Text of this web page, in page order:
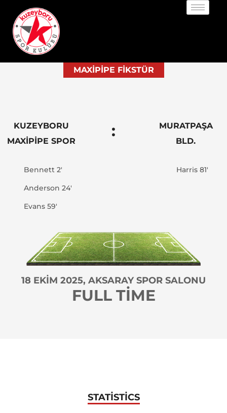
MAXIPIPE FIKSTÜR
KUZEYBORU
MAXIPIPE SPOR
Bennett 2'
Anderson 24'
Evans 59'
:
MURATPAŞA
BLD.
Harris 81'
18 EKIM 2025, AKSARAY SPOR SALONU
FULL TIME
STATISTICS